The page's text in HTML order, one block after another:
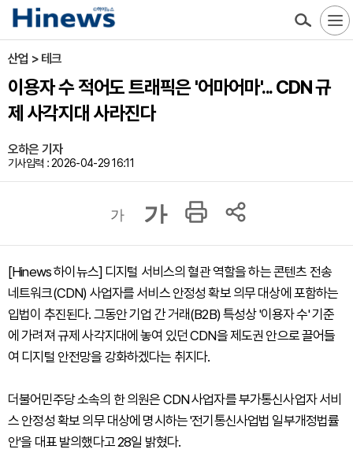
산업 > 테크
이용자 수 적어도 트래픽은 '어마어마'... CDN 규
제 사각지대 사라진다
오하은 기자
기사입력 : 2026-04-29 16:11
가 가
[Hinews 하이뉴스] 디지털 서비스의 혈관 역할을 하는 콘텐츠 전송
네트워크(CDN) 사업자를 서비스 안정성 확보 의무 대상에 포함하는
입법이 추진된다. 그동안 기업 간 거래(B2B) 특성상 '이용자 수' 기준
에 가려져 규제 사각지대에 놓여 있던 CDN을 제도권 안으로 끌어들
여 디지털 안전망을 강화하겠다는 취지다.
더불어민주당 소속의 한 의원은 CDN 사업자를 부가통신사업자 서비
스 안정성 확보 의무 대상에 명시하는 '전기통신사업법 일부개정법률
안'을 대표 발의했다고 28일 밝혔다.